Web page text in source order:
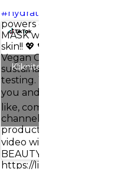
#hydrating
powers of our
MASK work the
skin!! 💖 💖
Vegan Certified, using
sustainable ingredients
testing. We care about
you and our planet.
like, comment, and
channel for more
product
video with your friends!
BEAUTY ONLINE
https://linktr.ee/
Kliknite na „Slažem se“